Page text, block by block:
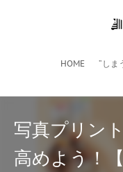
HOME
写真プリン
高めよう！